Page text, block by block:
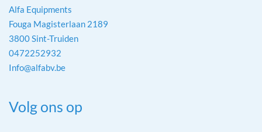
Alfa Equipments
Fouga Magisterlaan 2189
3800 Sint-Truiden
0472252932
Info@alfabv.be
Volg ons op